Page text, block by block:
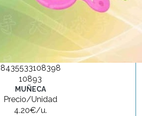
8435533108398
10893
MUÑECA
Precio/Unidad
4.20€/u.